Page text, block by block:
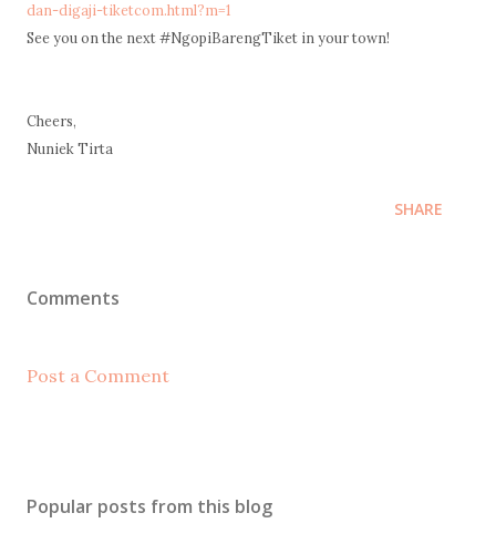
dan-digaji-tiketcom.html?m=1
See you on the next #NgopiBarengTiket in your town!
Cheers,
Nuniek Tirta
SHARE
Comments
Post a Comment
Popular posts from this blog